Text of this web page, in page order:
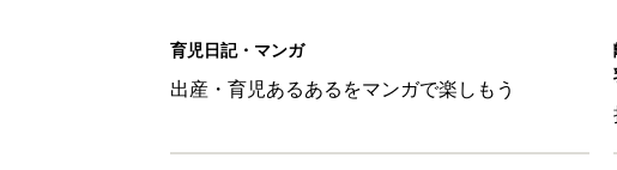
10月18日(日)のタイムスケジュール【たま
赤ちゃん・育児